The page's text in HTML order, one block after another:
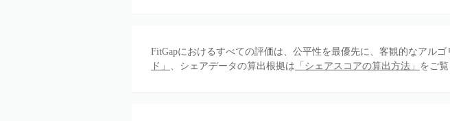
FitGapにおけるすべての評価は、公平性を最優先に、客観的なアル
ド」 、シェアデータの算出根拠は 「シェアスコアの算出方法」 をご覧